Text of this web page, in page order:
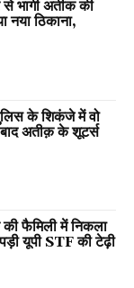
भागी अतीक की
नया ठिकाना,
के शिकंजे में वो
अतीक़ के शूटर्स
फैमिली में निकला
यूपी STF की टेढ़ी